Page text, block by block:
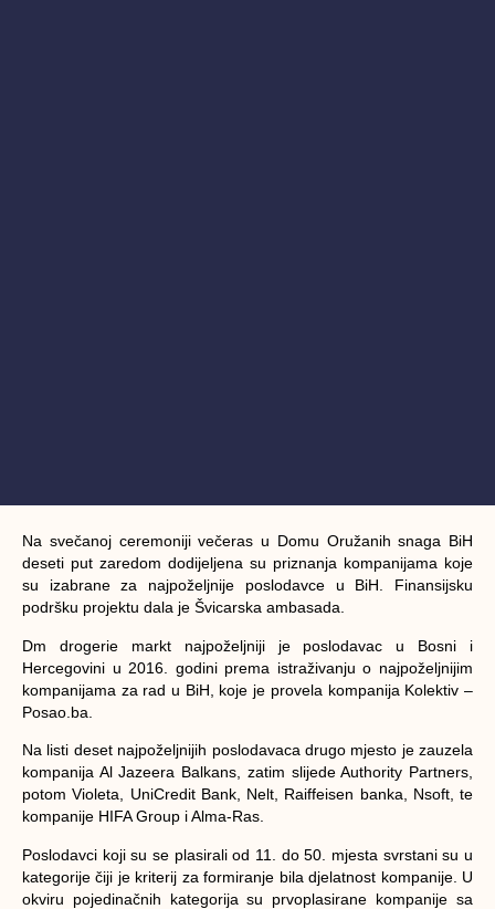
Na svečanoj ceremoniji večeras u Domu Oružanih snaga BiH
deseti put zaredom dodijeljena su priznanja kompanijama koje
su izabrane za najpoželjnije poslodavce u BiH. Finansijsku
podršku projektu dala je Švicarska ambasada.
Dm drogerie markt najpoželjniji je poslodavac u Bosni i
Hercegovini u 2016. godini prema istraživanju o najpoželjnijim
kompanijama za rad u BiH, koje je provela kompanija Kolektiv –
Posao.ba.
Na listi deset najpoželjnijih poslodavaca drugo mjesto je zauzela
kompanija Al Jazeera Balkans, zatim slijede Authority Partners,
potom Violeta, UniCredit Bank, Nelt, Raiffeisen banka, Nsoft, te
kompanije HIFA Group i Alma-Ras.
Poslodavci koji su se plasirali od 11. do 50. mjesta svrstani su u
kategorije čiji je kriterij za formiranje bila djelatnost kompanije. U
okviru pojedinačnih kategorija su prvoplasirane kompanije sa